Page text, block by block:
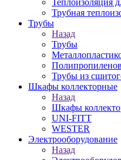
Теплоизоляция
Трубная
Трубы
Назад
Трубы
Трубы из
Шкафы коллекторные
Назад
Шкафы
UNI-FITT
WESTER
Электрооборудование
Назад